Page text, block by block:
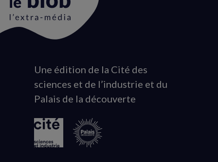
Animation
du
logo
Une édition de la Cité des
sciences et de l’industrie et du
Palais de la découverte